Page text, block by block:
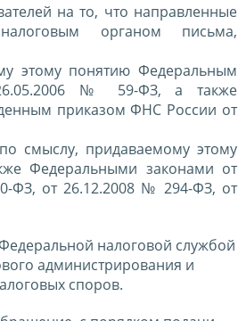
на то, что направленные
органом письма,
этому понятию Федеральным
№ 59-ФЗ, а также
приказом ФНС России от
смыслу, придаваемому этому
Федеральными законами от
ФЗ, от 26.12.2008 № 294-ФЗ, от
налоговой службой
администрирования и
споров.